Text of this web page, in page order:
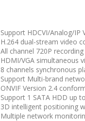
Support HDCVI/Analog/IP
H.264 dual-stream video
All channel 720P recording
HDMI/VGA simultaneous
8 channels synchronous
Support Multi-brand
ONVIF Version 2.4
Support 1 SATA HDD up
3D intelligent positioning
Multiple network